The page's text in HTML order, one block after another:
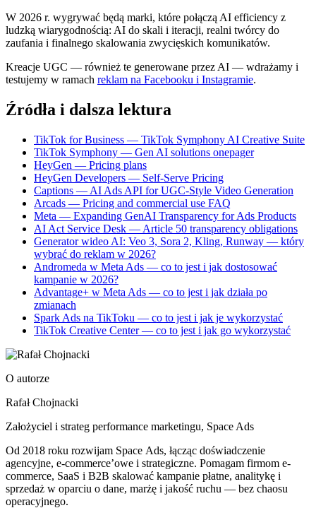
W 2026 r. wygrywać będą marki, które połączą AI efficiency z
ludzką wiarygodnością: AI do skali i iteracji, realni twórcy do
zaufania i finalnego skalowania zwycięskich komunikatów.
Kreacje UGC — również te generowane przez AI — wdrażamy i
testujemy w ramach reklam na Facebooku i Instagramie.
Źródła i dalsza lektura
TikTok for Business — TikTok Symphony AI Creative Suite
TikTok Symphony — Gen AI solutions onepager
HeyGen — Pricing plans
HeyGen Developers — Self-Serve Pricing
Captions — AI Ads API for UGC-Style Video Generation
Arcads — Pricing and commercial use FAQ
Meta — Expanding GenAI Transparency for Ads Products
AI Act Service Desk — Article 50 transparency obligations
Generator wideo AI: Veo 3, Sora 2, Kling, Runway — który
wybrać do reklam w 2026?
Andromeda w Meta Ads — co to jest i jak dostosować
kampanie w 2026?
Advantage+ w Meta Ads — co to jest i jak działa po
zmianach
Spark Ads na TikToku — co to jest i jak je wykorzystać
TikTok Creative Center — co to jest i jak go wykorzystać
O autorze
Rafał Chojnacki
Założyciel i strateg performance marketingu, Space Ads
Od 2018 roku rozwijam Space Ads, łącząc doświadczenie
agencyjne, e-commerce’owe i strategiczne. Pomagam firmom e-
commerce, SaaS i B2B skalować kampanie płatne, analitykę i
sprzedaż w oparciu o dane, marżę i jakość ruchu — bez chaosu
operacyjnego.